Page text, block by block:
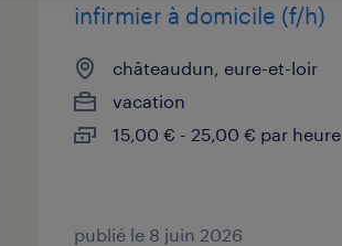
infirmier à domicile (f/h)
châteaudun, eure-et-loir
vacation
15,00 € - 25,00 € par heure
publié le 8 juin 2026